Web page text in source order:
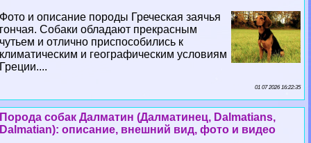
Фото и описание породы Греческая заячья
гончая. Собаки обладают прекрасным
чутьем и отлично приспособились к
климатическим и географическим условиям
Греции....
01 07 2026 16:22:35
Порода собак Далматин (Далматинец, Dalmatians,
Dalmatian): описание, внешний вид, фото и видео